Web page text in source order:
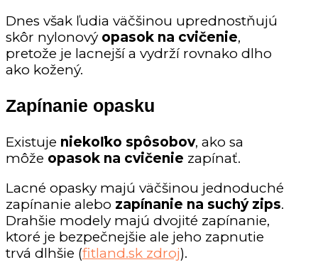
Dnes však ľudia väčšinou uprednostňujú
skôr nylonový opasok na cvičenie,
pretože je lacnejší a vydrží rovnako dlho
ako kožený.
Zapínanie opasku
Existuje niekoľko spôsobov, ako sa
môže opasok na cvičenie zapínať.
Lacné opasky majú väčšinou jednoduché
zapínanie alebo zapínanie na suchý zips.
Drahšie modely majú dvojité zapínanie,
ktoré je bezpečnejšie ale jeho zapnutie
trvá dlhšie (fitland.sk zdroj).